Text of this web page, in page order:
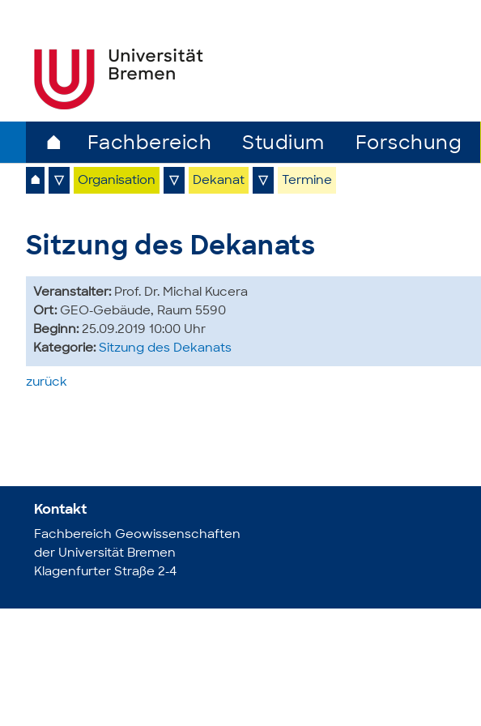
⌂ Fachbereich Studium Forschung
⌂ ▽ Organisation ▽ Dekanat ▽ Termine
Sitzung des Dekanats
Veranstalter: Prof. Dr. Michal Kucera
Ort: GEO-Gebäude, Raum 5590
Beginn:25.09.2019 10:00 Uhr
Kategorie:Sitzung des Dekanats
zurück
Kontakt
Fachbereich Geowissenschaften
der Universität Bremen
Klagenfurter Straße 2-4